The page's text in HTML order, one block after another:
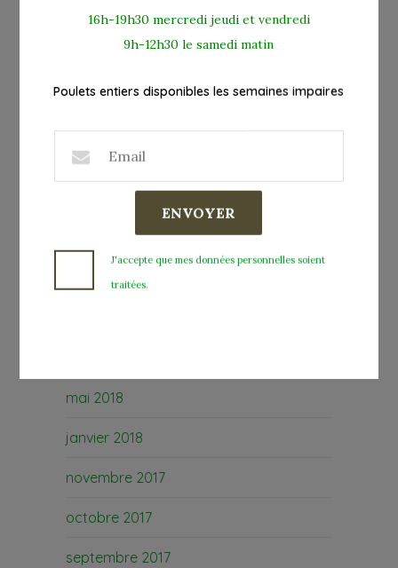
mai 2022
février 2021
décembre 2018
mai 2018
janvier 2018
novembre 2017
octobre 2017
septembre 2017
16h-19h30 mercredi jeudi et vendredi
9h-12h30 le samedi matin
Poulets entiers disponibles les semaines impaires
ENVOYER
J'accepte que mes données personnelles soient
traitées.